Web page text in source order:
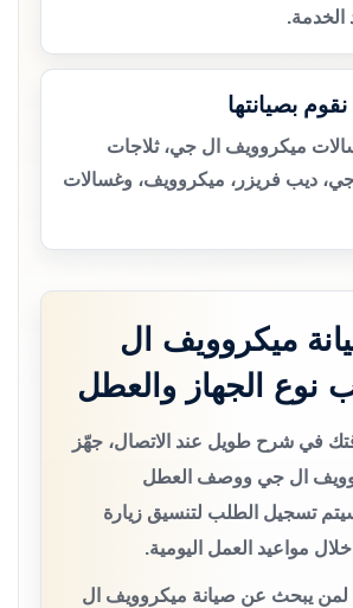
الخدمة.
نقوم بصيانتها
ميكروويف ال جي، ثلاجات
ديب فريزر، ميكروويف، وغسالات
ميكروويف ال
الجهاز والعطل
في شرح طويل عند الاتصال، جهّز
ال جي ووصف العطل
تسجيل الطلب لتنسيق زيارة
مواعيد العمل اليومية.
لمن يبحث عن صيانة ميكروويف ال